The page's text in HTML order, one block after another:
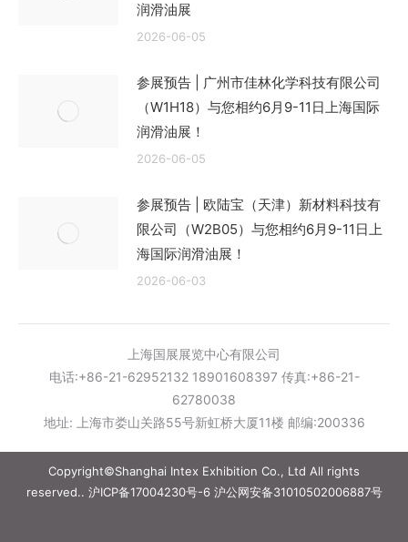
润滑油展
2026-06-05
参展预告 | 广州市佳林化学科技有限公司
（W1H18）与您相约6月9-11日上海国际
润滑油展！
2026-06-05
参展预告 | 欧陆宝（天津）新材料科技有
限公司（W2B05）与您相约6月9-11日上
海国际润滑油展！
2026-06-03
上海国展展览中心有限公司
电话:+86-21-62952132 18901608397 传真:+86-21-
62780038
地址: 上海市娄山关路55号新虹桥大厦11楼 邮编:200336
Copyright©Shanghai Intex Exhibition Co., Ltd All rights
reserved.. 沪ICP备17004230号-6沪公网安备31010502006887号